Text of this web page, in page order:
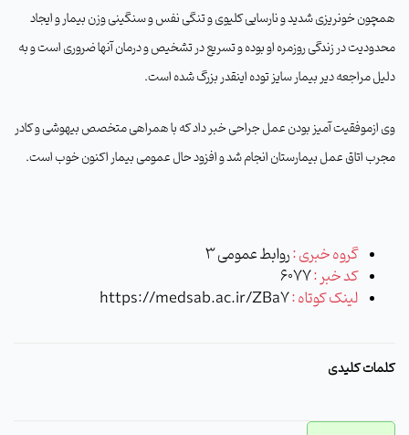
همچون خونریزی شدید و نارسایی کلیوی و تنگی نفس و سنگینی وزن بیمار و ایجاد
محدودیت در زندگی روزمره او بوده و تسریع در تشخیص و درمان آنها ضروری است و به
دلیل مراجعه دیر بیمار سایز توده اینقدر بزرگ شده است.
وی ازموفقیت آمیز بودن عمل جراحی خبر داد که با همراهی متخصص بیهوشی و کادر
مجرب اتاق عمل بیمارستان انجام شد و افزود حال عمومی بیمار اکنون خوب است.
گروه خبری :روابط عمومی 3
کد خبر :6077
لینک کوتاه :https://medsab.ac.ir/ZBa7
کلمات کلیدی